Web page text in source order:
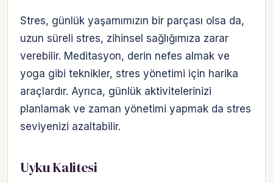
Stres, günlük yaşamımızın bir parçası olsa da,
uzun süreli stres, zihinsel sağlığımıza zarar
verebilir. Meditasyon, derin nefes almak ve
yoga gibi teknikler, stres yönetimi için harika
araçlardır. Ayrıca, günlük aktivitelerinizi
planlamak ve zaman yönetimi yapmak da stres
seviyenizi azaltabilir.
Uyku Kalitesi